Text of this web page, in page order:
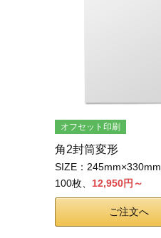
オフセット印刷
角2封筒変形
SIZE：245mm×330mm
100枚、 12,950円～
ご注文へ